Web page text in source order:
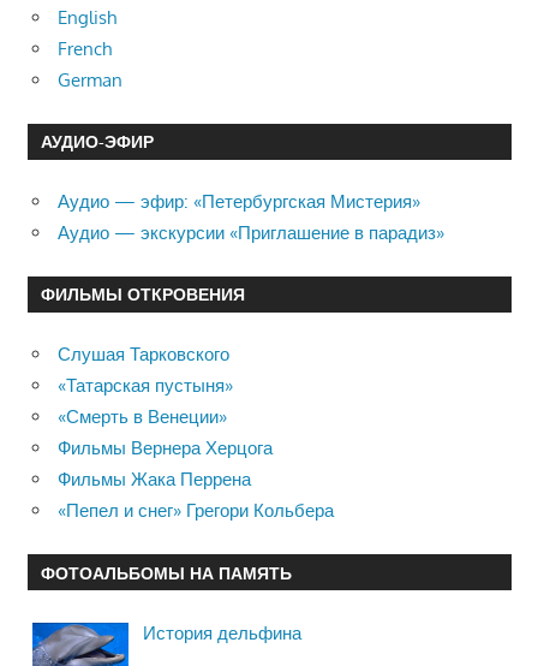
English
French
German
АУДИО-ЭФИР
Аудио — эфир: «Петербургская Мистерия»
Аудио — экскурсии «Приглашение в парадиз»
ФИЛЬМЫ ОТКРОВЕНИЯ
Слушая Тарковского
«Татарская пустыня»
«Смерть в Венеции»
Фильмы Вернера Херцога
Фильмы Жака Перрена
«Пепел и снег» Грегори Кольбера
ФОТОАЛЬБОМЫ НА ПАМЯТЬ
История дельфина